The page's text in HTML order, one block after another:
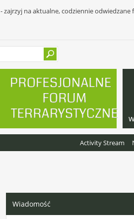
- zajrzyj na aktualne, codziennie
Activity Stream
Wiadomość